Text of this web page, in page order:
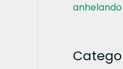
anhelando